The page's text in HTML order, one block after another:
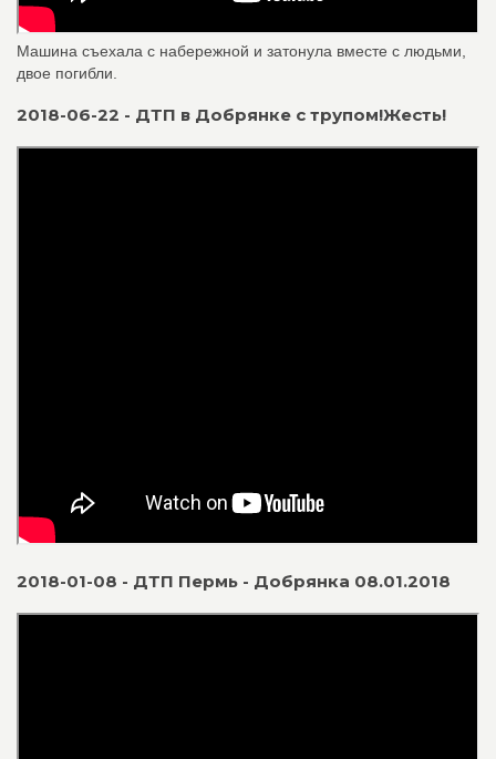
Машина съехала с набережной и затонула вместе с людьми,
двое погибли.
2018-06-22 - ДТП в Добрянке с трупом!Жесть!
2018-01-08 - ДТП Пермь - Добрянка 08.01.2018